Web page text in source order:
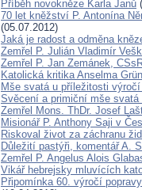
Příběh novokněze Karla Janů
70 let kněžství P. Antonína
(05.07.2012)
Jaká je radost a odměna
Zemřel P. Julián Vladimír
Zemřel P. Jan Zemánek,
Katolická kritika Anselma
Mše svatá u příležitosti
Svěcení a primiční mše
Zemřel Mons. ThDr. Josef
Misionář P. Anthony Saji v
Riskoval život za záchranu
Důležití pastýři, komentář A.
Zemřel P. Angelus Alois
Vikář hebrejsky mluvících
Připomínka 60. výročí